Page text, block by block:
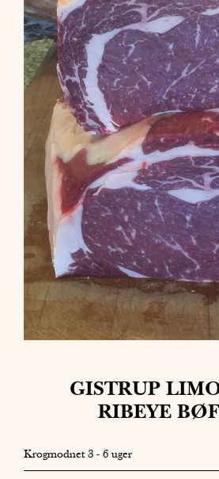
GISTRUP
RIBEYE
Krogmodnet 3 - 6 uger